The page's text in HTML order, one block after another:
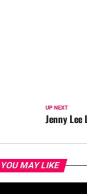
UP NEXT
Jenny Lee
YOU MAY LIKE